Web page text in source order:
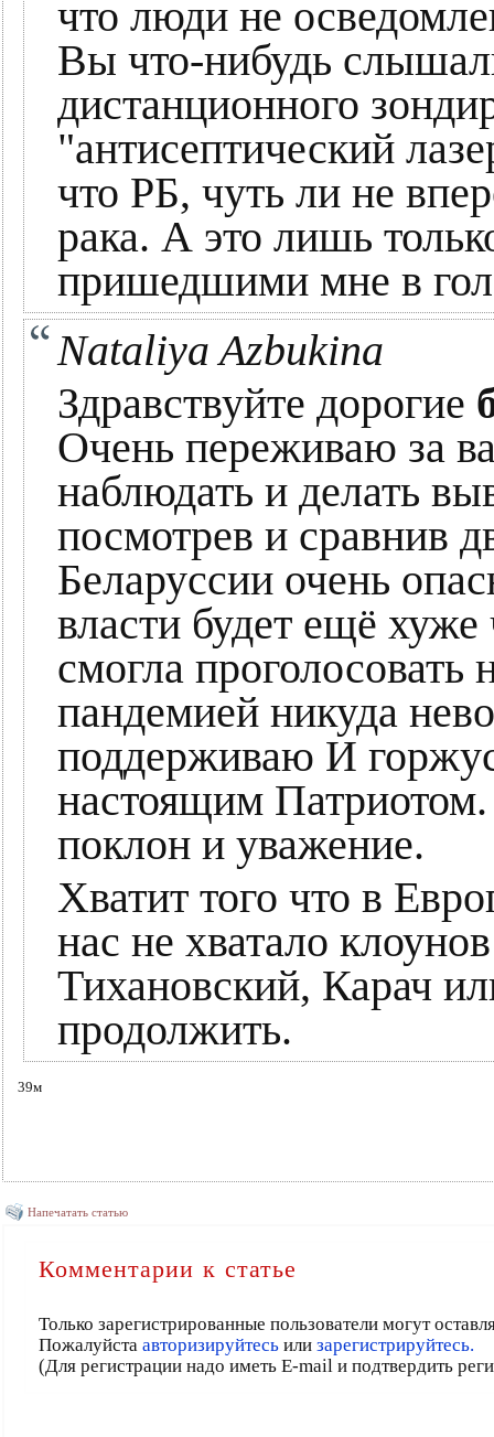
что люди не
Вы что-нибудь
дистанционного
"антисептический
что РБ, чуть ли не
рака. А это лишь
пришедшими мне в
Nataliya Azbukina
Здравствуйте дорогие
Очень переживаю за
наблюдать и делать
посмотрев и сравнив
Беларуссии очень
власти будет ещё
смогла
пандемией никуда
поддерживаю И
настоящим
поклон и уважение.
Хватит того что в
нас не хватало
Тихановский, Карач
продолжить.
39м
Напечатать статью
Комментарии к статье
Только зарегистрированные пользователи могут
Пожалуйста авторизируйтесьили зарегистрируйтесь.
(Для регистрации надо иметь E-mail и подтвердить